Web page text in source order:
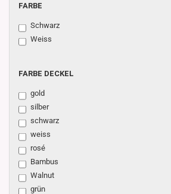
FARBE
FARBE
Schwarz
Weiss
FARBE
FARBE DECKEL
gold
silber
schwarz
weiss
rosé
Bambus
Walnut
grün